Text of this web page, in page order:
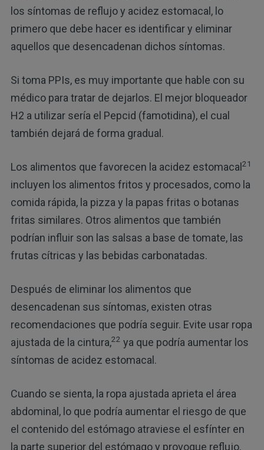
los síntomas de reflujo y acidez estomacal, lo
primero que debe hacer es identificar y eliminar
aquellos que desencadenan dichos síntomas.
Si toma PPIs, es muy importante que hable con su
médico para tratar de dejarlos. El mejor bloqueador
H2 a utilizar sería el Pepcid (famotidina), el cual
también dejará de forma gradual.
Los alimentos que favorecen la acidez estomacal 21
incluyen los alimentos fritos y procesados, como la
comida rápida, la pizza y la papas fritas o botanas
fritas similares. Otros alimentos que también
podrían influir son las salsas a base de tomate, las
frutas cítricas y las bebidas carbonatadas.
Después de eliminar los alimentos que
desencadenan sus síntomas, existen otras
recomendaciones que podría seguir. Evite usar ropa
ajustada de la cintura,22 ya que podría aumentar los
síntomas de acidez estomacal.
Cuando se sienta, la ropa ajustada aprieta el área
abdominal, lo que podría aumentar el riesgo de que
el contenido del estómago atraviese el esfínter en
la parte superior del estómago y provoque reflujo.